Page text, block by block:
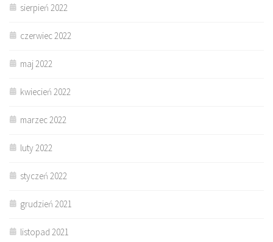
sierpień 2022
czerwiec 2022
maj 2022
kwiecień 2022
marzec 2022
luty 2022
styczeń 2022
grudzień 2021
listopad 2021